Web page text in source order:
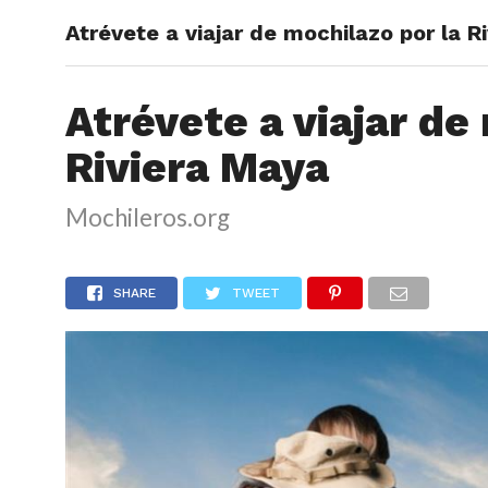
Atrévete a viajar de mochilazo por la
Atrévete a viajar de
Riviera Maya
Mochileros.org
SHARE TWEET